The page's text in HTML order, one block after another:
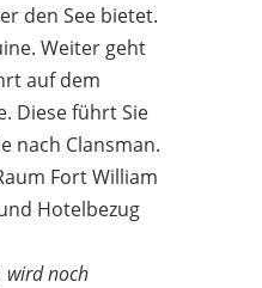
den See bietet.
Weiter geht
auf dem
Diese führt Sie
nach Clansman.
Fort William
Hotelbezug
wird noch